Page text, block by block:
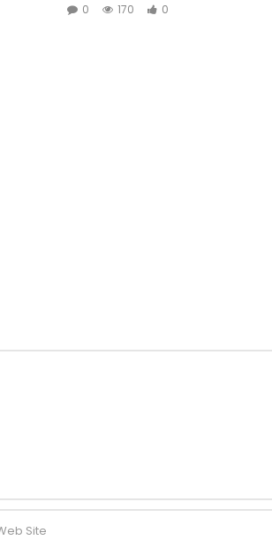
0
170 0